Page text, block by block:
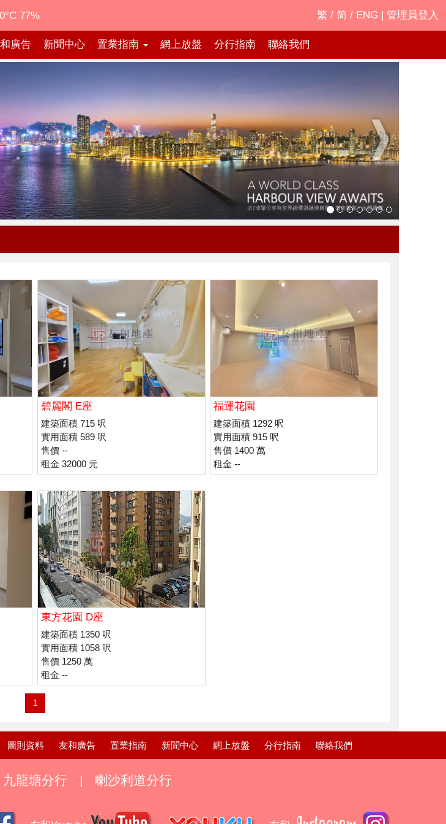
77% 繁 / 简 / ENG | 管理員登入
廣告 新聞中心 置業指南 網上放盤 分行指南 聯絡我們
碧麗閣 E座
建築面積 715 呎
實用面積 589 呎
售價 --
租金 32000 元
福運花園
建築面積 1292 呎
實用面積 915 呎
售價 1400 萬
租金 --
東方花園 D座
建築面積 1350 呎
實用面積 1058 呎
售價 1250 萬
租金 --
1
圖則資料 友和廣告 置業指南 新聞中心 網上放盤 分行指南 聯絡我們
九龍塘分行 | 喇沙利道分行